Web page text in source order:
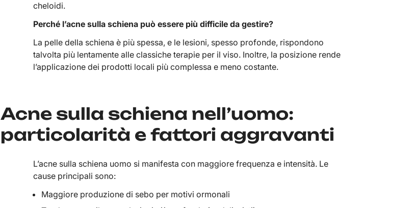
cheloidi.
Perché l’acne sulla schiena può essere più difficile da gestire?
La pelle della schiena è più spessa, e le lesioni, spesso profonde, rispondono
talvolta più lentamente alle classiche terapie per il viso. Inoltre, la posizione rende
l’applicazione dei prodotti locali più complessa e meno costante.
Acne sulla schiena nell’uomo:
particolarità e fattori aggravanti
L’acne sulla schiena uomo si manifesta con maggiore frequenza e intensità. Le
cause principali sono:
Maggiore produzione di sebo per motivi ormonali